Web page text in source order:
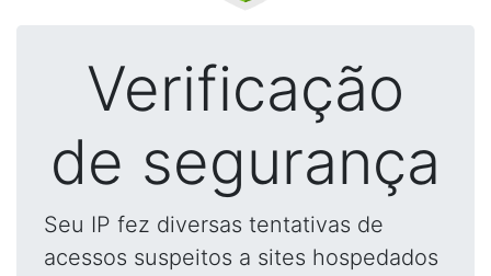
Verificação
de segurança
Seu IP fez diversas tentativas de
acessos suspeitos a sites hospedados